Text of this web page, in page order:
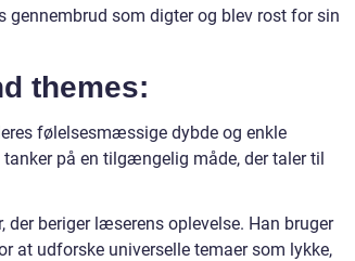
gennembrud som digter og blev rost for sin
themes:
følelsesmæssige dybde og enkle
på en tilgængelig måde, der taler til
beriger læserens oplevelse. Han bruger
at udforske universelle temaer som lykke,